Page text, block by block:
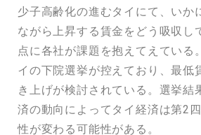
少子高齢化の進むタイにて、いか
ながら上昇する賃金をどう吸収し
点に各社が課題を抱えてえている
イの下院選挙が控えており、最低
き上げが検討されている。選挙結
済の動向によってタイ経済は第2
性が変わる可能性がある。